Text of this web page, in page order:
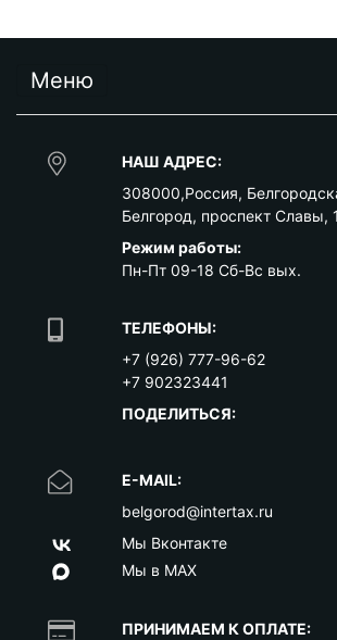
Меню
НАШ АДРЕС:
308000,Россия,
Белгород, проспект Славы,
Режим работы:
Пн-Пт 09-18 Сб-Вс вых.
ТЕЛЕФОНЫ:
+7 (926) 777-96-62
+7 902323441
ПОДЕЛИТЬСЯ:
E-MAIL:
belgorod@intertax.ru
Мы Вконтакте
Мы в MAX
ПРИНИМАЕМ К ОПЛАТЕ: